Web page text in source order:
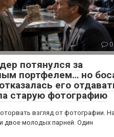
0
потянулся за
портфелем… но
его
старую фотографию
взгляд от фотографии. На
двое молодых парней. Один